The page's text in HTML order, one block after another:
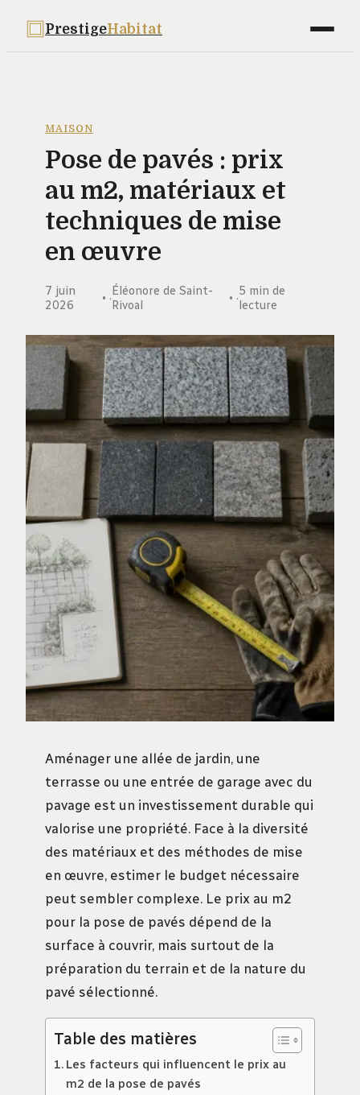
PrestigeHabitat
Déco
Bricolage
Jardinage
Immobilier
MAISON
Pose de pavés : prix
au m2, matériaux et
techniques de mise
en œuvre
7 juin
2026
·Éléonore de Saint-
Rivoal
·5 min de
lecture
Aménager une allée de jardin, une
terrasse ou une entrée de garage avec du
pavage est un investissement durable qui
valorise une propriété. Face à la diversité
des matériaux et des méthodes de mise
en œuvre, estimer le budget nécessaire
peut sembler complexe. Le prix au m2
pour la pose de pavés dépend de la
surface à couvrir, mais surtout de la
préparation du terrain et de la nature du
pavé sélectionné.
Table des matières
Les facteurs qui influencent le prix au
m2 de la pose de pavés